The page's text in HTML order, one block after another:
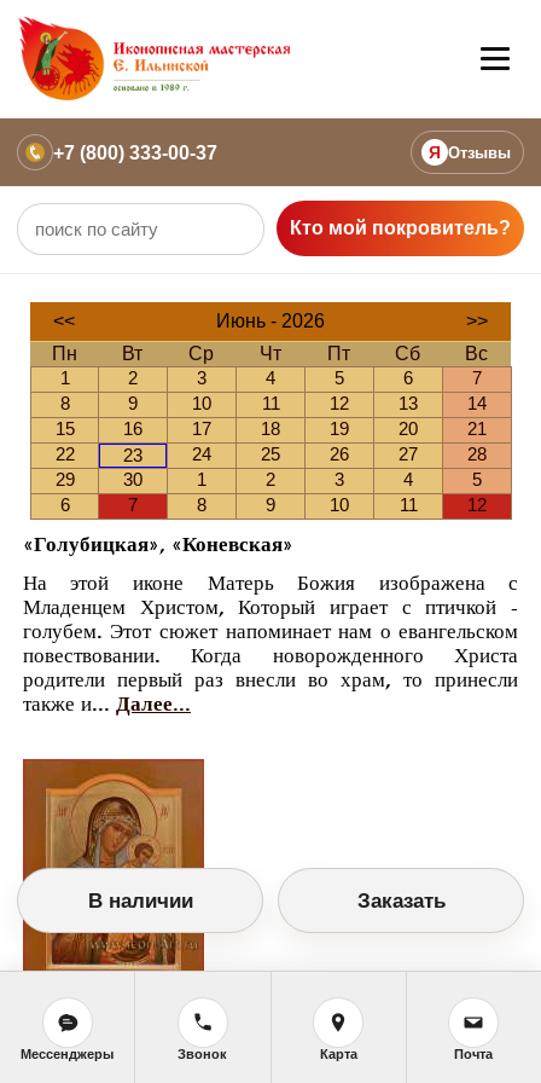
+7 (800) 333-00-37 Я Отзывы
Кто мой покровитель?
<< Июнь - 2026
>>
Пн
Вт Ср Чт Пт Сб
Вс
1
2 3 4 5 6
7
8
9 10 11 12 13
14
15
16 17 18 19 20
21
22
23 24 25 26 27
28
29
30 1 2 3 4
5
6
7 8 9 10 11 12
«Голубицкая», «Коневская»
На этой иконе Матерь Божия изображена с
Младенцем Христом, Который играет с птичкой -
голубем. Этот сюжет напоминает нам о евангельском
повествовании. Когда новорожденного Христа
родители первый раз внесли во храм, то принесли
также и... Далее...
Православный календарь
<<Вторник, 23 Июня (10 Июня по старому
В наличии Заказать
Мессенджеры Звонок Карта Почта